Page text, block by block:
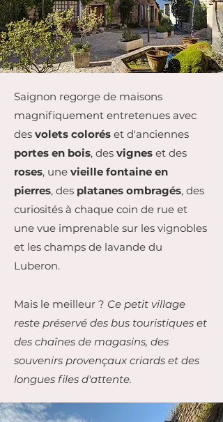
Saignon regorge de maisons
magnifiquement entretenues avec
des volets colorés et d'anciennes
portes en bois, des vignes et des
roses, une vieille fontaine en
pierres, des platanes ombragés, des
curiosités à chaque coin de rue et
une vue imprenable sur les vignobles
et les champs de lavande du
Luberon.
Mais le meilleur ? Ce petit village
reste préservé des bus touristiques et
des chaînes de magasins, des
souvenirs provençaux criards et des
longues files d'attente.